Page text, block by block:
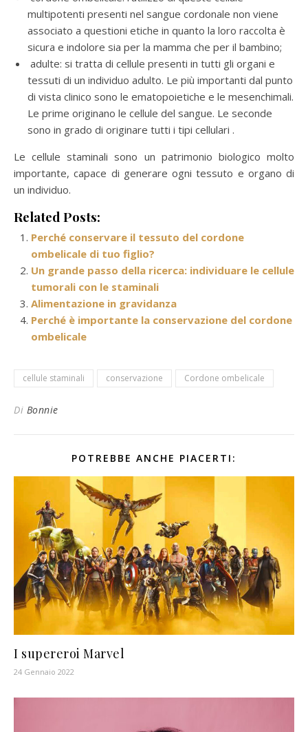
multipotenti presenti nel sangue cordonale non viene
associato a questioni etiche in quanto la loro raccolta è
sicura e indolore sia per la mamma che per il bambino;
adulte: si tratta di cellule presenti in tutti gli organi e
tessuti di un individuo adulto. Le più importanti dal punto
di vista clinico sono le ematopoietiche e le mesenchimali.
Le prime originano le cellule del sangue. Le seconde
sono in grado di originare tutti i tipi cellulari .
Le cellule staminali sono un patrimonio biologico molto
importante, capace di generare ogni tessuto e organo di
un individuo.
Related Posts:
Perché conservare il tessuto del cordone
ombelicale di tuo figlio?
Un grande passo della ricerca: individuare le cellule
tumorali con le staminali
Alimentazione in gravidanza
Perché è importante la conservazione del cordone
ombelicale
cellule staminali conservazione Cordone ombelicale
Di Bonnie
POTREBBE ANCHE PIACERTI:
I supereroi Marvel
24 Gennaio 2022